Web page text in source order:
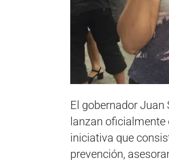
El gobernador
lanzan
iniciativa que
prevención,